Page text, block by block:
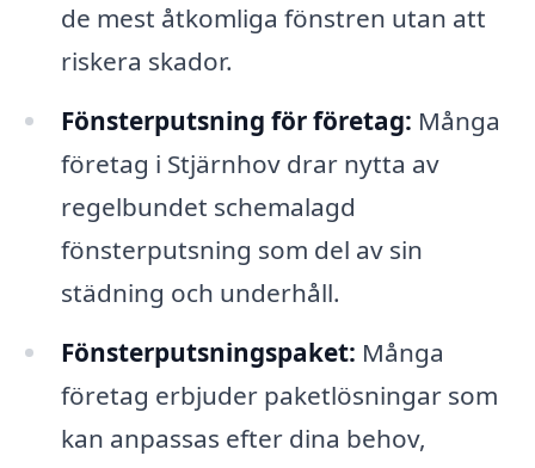
de mest åtkomliga fönstren utan att
riskera skador.
Fönsterputsning för företag: Många
företag i Stjärnhov drar nytta av
regelbundet schemalagd
fönsterputsning som del av sin
städning och underhåll.
Fönsterputsningspaket: Många
företag erbjuder paketlösningar som
kan anpassas efter dina behov,